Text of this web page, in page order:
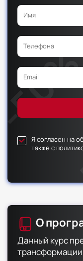
Я согласен на
также с
О
Данный курс